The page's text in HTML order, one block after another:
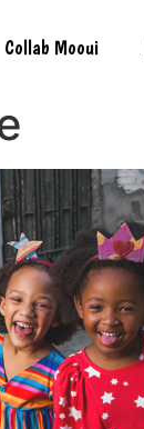
Collab Mooui